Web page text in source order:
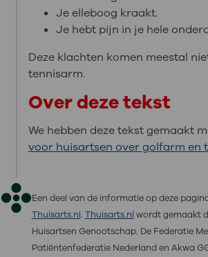
Je elleboog kraakt.
Je hebt pijn in je hele
Deze klachten komen meestal
tennisarm.
Over deze tekst
We hebben deze tekst gemaakt
voor huisartsen over golfarm en
Een deel van de informatie op deze
Thuisarts.nl. Thuisarts.nl wordt gemaakt
Huisartsen Genootschap. De Federatie
Patiëntenfederatie Nederland en Akwa